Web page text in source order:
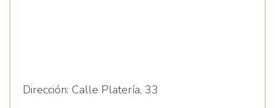
Dirección: Calle Platería, 33